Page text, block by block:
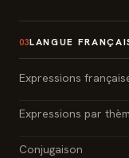
03LANGUE
Expressions
Expressions par
Conjugaison